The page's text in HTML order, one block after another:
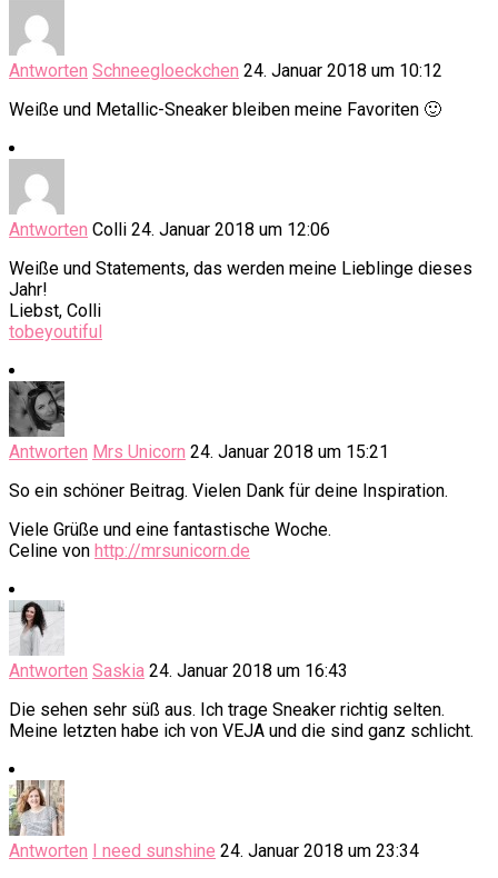
Antworten Schneegloeckchen 24. Januar 2018 um 10:12
Weiße und Metallic-Sneaker bleiben meine Favoriten 🙂
Antworten Colli 24. Januar 2018 um 12:06
Weiße und Statements, das werden meine Lieblinge dieses
Jahr!
Liebst, Colli
tobeyoutiful
Antworten Mrs Unicorn 24. Januar 2018 um 15:21
So ein schöner Beitrag. Vielen Dank für deine Inspiration.
Viele Grüße und eine fantastische Woche.
Celine von http://mrsunicorn.de
Antworten Saskia 24. Januar 2018 um 16:43
Die sehen sehr süß aus. Ich trage Sneaker richtig selten.
Meine letzten habe ich von VEJA und die sind ganz schlicht.
Antworten I need sunshine 24. Januar 2018 um 23:34